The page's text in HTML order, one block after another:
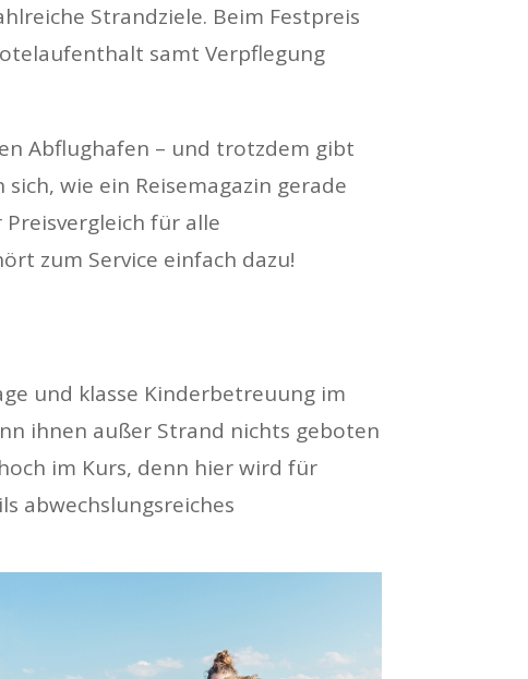
Strandziele. Beim Festpreis
samt Verpflegung
Abflughafen – und trotzdem gibt
wie ein Reisemagazin gerade
für alle
zum Service einfach dazu!
und klasse Kinderbetreuung im
ihnen außer Strand nichts geboten
im Kurs, denn hier wird für
abwechslungsreiches